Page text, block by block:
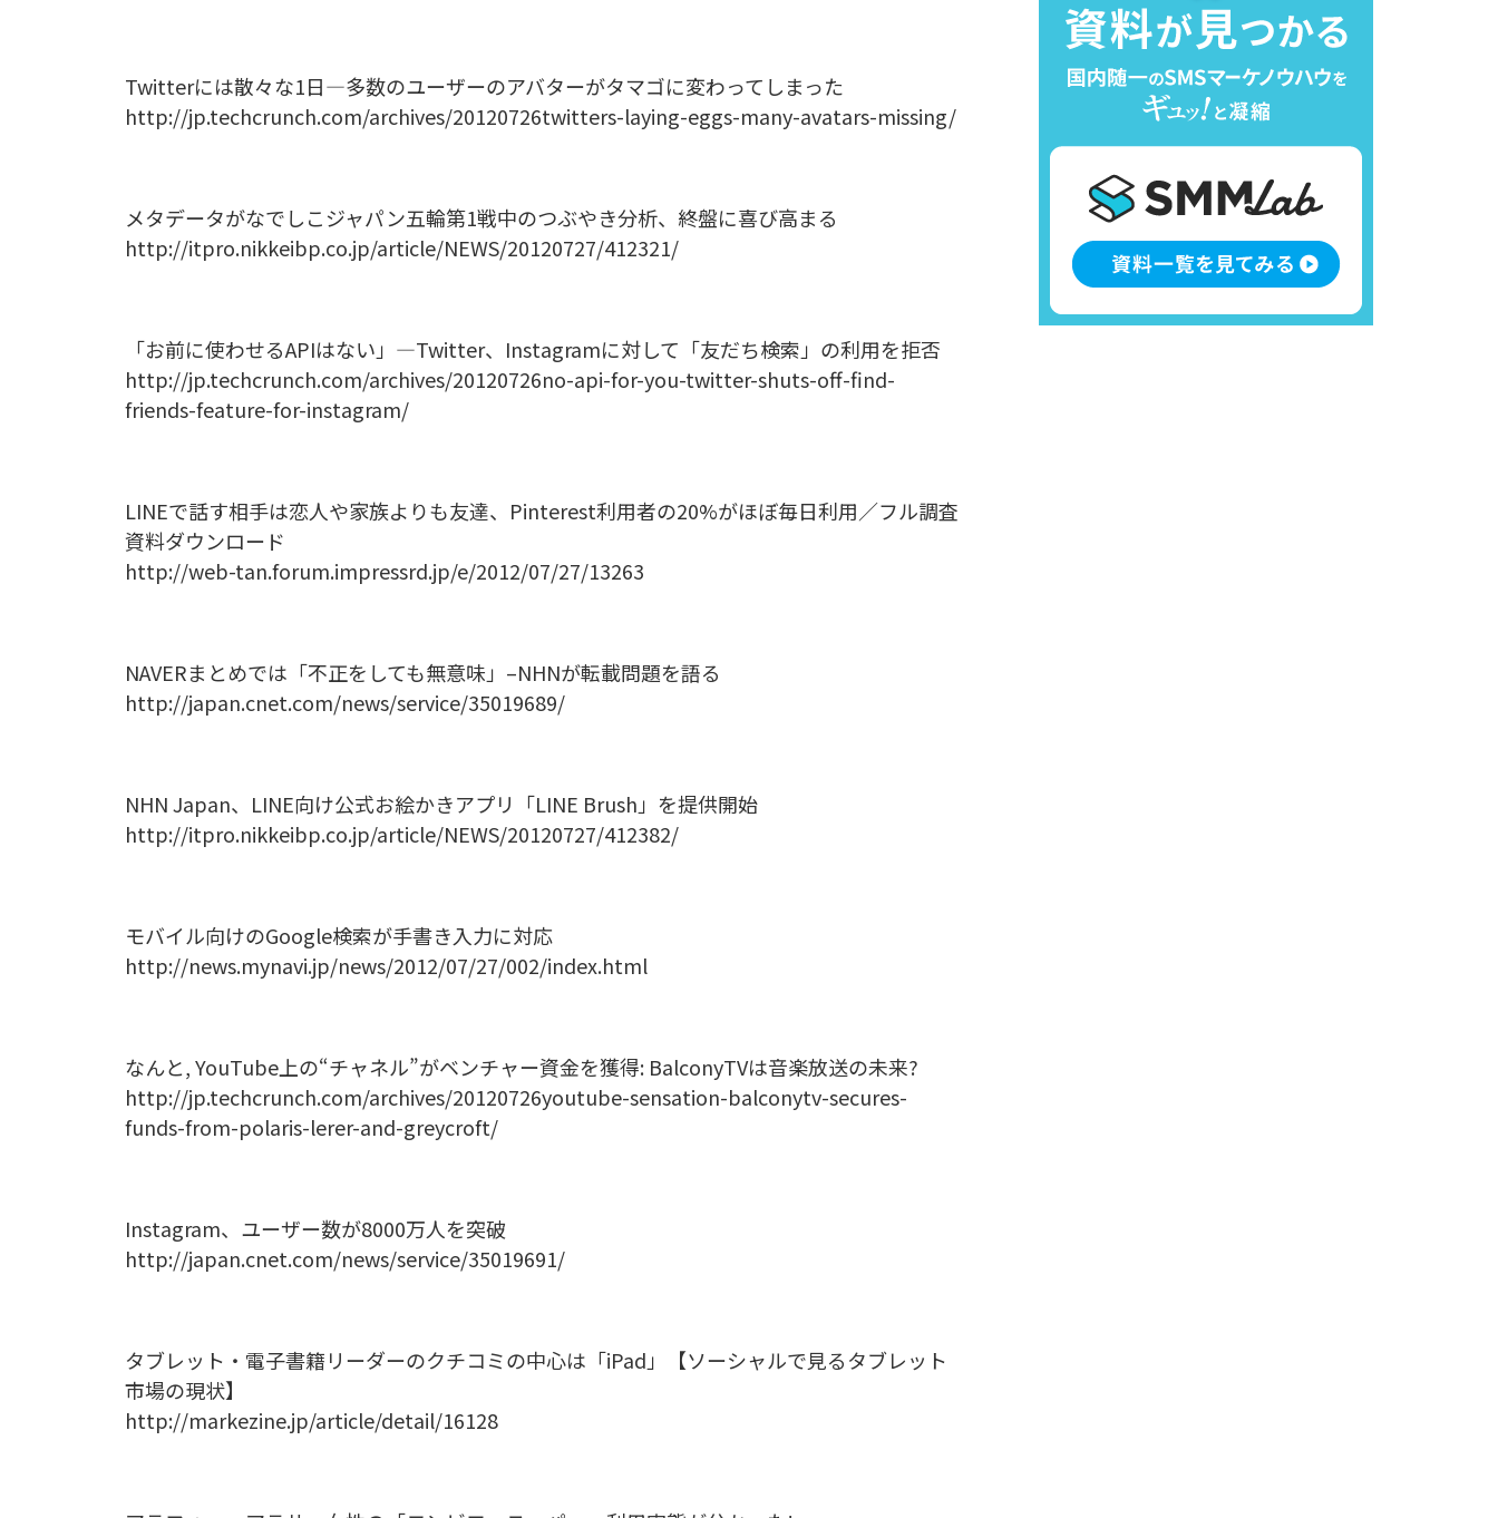
Twitterには散々な1日―多数のユーザーのアバターがタマゴに変わってしまった
http://jp.techcrunch.com/archives/20120726twitters-laying-eggs-many-avatars-missing/
メタデータがなでしこジャパン五輪第1戦中のつぶやき分析、終盤に喜び高まる
http://itpro.nikkeibp.co.jp/article/NEWS/20120727/412321/
「お前に使わせるAPIはない」―Twitter、Instagramに対して「友だち検索」の利用を拒否
http://jp.techcrunch.com/archives/20120726no-api-for-you-twitter-shuts-off-find-
friends-feature-for-instagram/
LINEで話す相手は恋人や家族よりも友達、Pinterest利用者の20%がほぼ毎日利用／フル調査
資料ダウンロード
http://web-tan.forum.impressrd.jp/e/2012/07/27/13263
NAVERまとめでは「不正をしても無意味」–NHNが転載問題を語る
http://japan.cnet.com/news/service/35019689/
NHN Japan、LINE向け公式お絵かきアプリ「LINE Brush」を提供開始
http://itpro.nikkeibp.co.jp/article/NEWS/20120727/412382/
モバイル向けのGoogle検索が手書き入力に対応
http://news.mynavi.jp/news/2012/07/27/002/index.html
なんと, YouTube上の“チャネル”がベンチャー資金を獲得: BalconyTVは音楽放送の未来?
http://jp.techcrunch.com/archives/20120726youtube-sensation-balconytv-secures-
funds-from-polaris-lerer-and-greycroft/
Instagram、ユーザー数が8000万人を突破
http://japan.cnet.com/news/service/35019691/
タブレット・電子書籍リーダーのクチコミの中心は「iPad」【ソーシャルで見るタブレット
市場の現状】
http://markezine.jp/article/detail/16128